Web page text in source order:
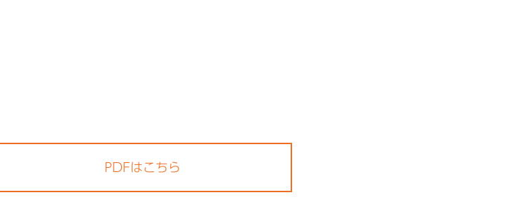
PDFはこちら